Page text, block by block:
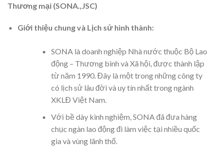
Thương mại (SONA.,JSC)
Giới thiệu chung và Lịch sử hình thành:
SONA là doanh nghiệp Nhà nước thuộc Bộ Lao
động – Thương binh và Xã hội, được thành lập
từ năm 1990. Đây là một trong những công ty
có lịch sử lâu đời và uy tín nhất trong ngành
XKLĐ Việt Nam.
Với bề dày kinh nghiệm, SONA đã đưa hàng
chục ngàn lao động đi làm việc tại nhiều quốc
gia và vùng lãnh thổ.